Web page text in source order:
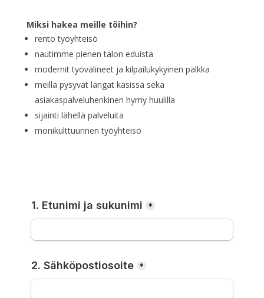
Miksi hakea meille töihin?
rento työyhteisö
nautimme pienen talon eduista
modernit työvälineet ja kilpailukykyinen palkka
meillä pysyvät langat käsissä sekä
asiakaspalveluhenkinen hymy huulilla
sijainti lähellä palveluita
monikulttuurinen työyhteisö